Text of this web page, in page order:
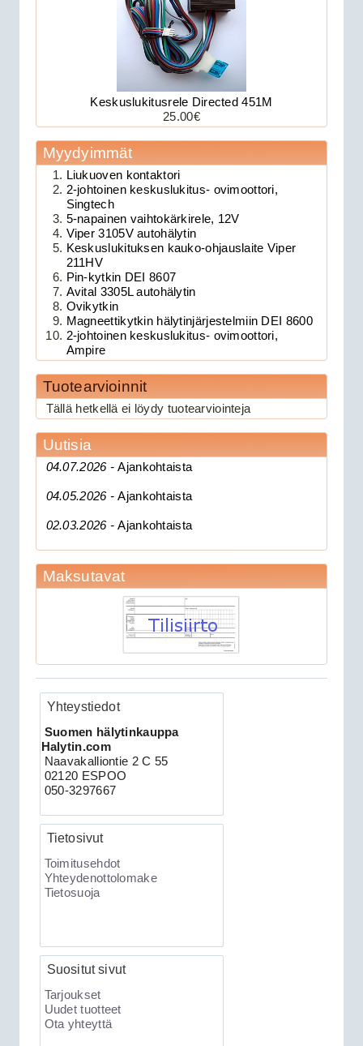
179.00€
Avital 3305L on 2-su...
Clifford 330X1 autohälytin +
ultraääniliikeilmaisin DEI 509U
Clifford 330X1 C...
CAN 3903V autohälytin +
Clifford 330X2 autohälytin +
ultraääniliikeilmaisin DEI 509U
XKLoader2 ohjelmointikaapeli CAN
Keskuslukitusrele Directed 451M
25.00€
Myydyimmät
Liukuoven kontaktori
2-johtoinen keskuslukitus- ovimoottori,
Singtech
5-napainen vaihtokärkirele, 12V
Viper 3105V autohälytin
Keskuslukituksen kauko-ohjauslaite Viper
211HV
Pin-kytkin DEI 8607
Avital 3305L autohälytin
Ovikytkin
Magneettikytkin hälytinjärjestelmiin DEI 8600
2-johtoinen keskuslukitus- ovimoottori,
Ampire
Tuotearvioinnit
Tällä hetkellä ei löydy tuotearviointeja
Uutisia
04.07.2026 -Ajankohtaista
04.05.2026 -Ajankohtaista
02.03.2026 -Ajankohtaista
Maksutavat
Yhteystiedot
Suomen hälytinkauppa
Halytin.com
Naavakalliontie 2 C 55
02120 ESPOO
050-3297667
Tietosivut
Toimitusehdot
Yhteydenottolomake
Tietosuoja
Suositut sivut
Tarjoukset
Uudet tuotteet
Ota yhteyttä